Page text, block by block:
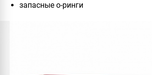
запасные о-ринги